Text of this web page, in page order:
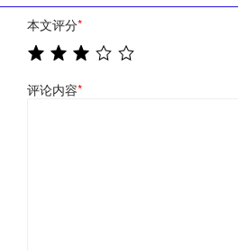
本文评分*
评论内容*